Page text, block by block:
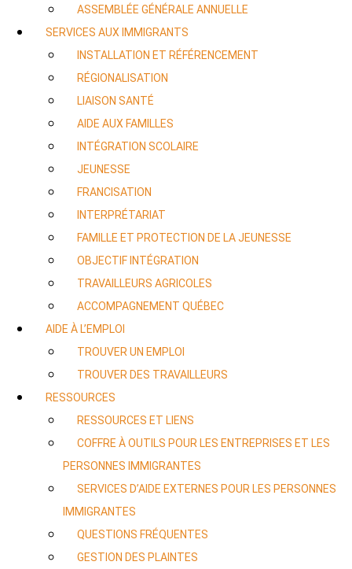
ASSEMBLÉE GÉNÉRALE ANNUELLE
SERVICES AUX IMMIGRANTS
INSTALLATION ET RÉFÉRENCEMENT
RÉGIONALISATION
LIAISON SANTÉ
AIDE AUX FAMILLES
INTÉGRATION SCOLAIRE
JEUNESSE
FRANCISATION
INTERPRÉTARIAT
FAMILLE ET PROTECTION DE LA JEUNESSE
OBJECTIF INTÉGRATION
TRAVAILLEURS AGRICOLES
ACCOMPAGNEMENT QUÉBEC
AIDE À L’EMPLOI
TROUVER UN EMPLOI
TROUVER DES TRAVAILLEURS
RESSOURCES
RESSOURCES ET LIENS
COFFRE À OUTILS POUR LES ENTREPRISES ET LES
PERSONNES IMMIGRANTES
SERVICES D’AIDE EXTERNES POUR LES PERSONNES
IMMIGRANTES
QUESTIONS FRÉQUENTES
GESTION DES PLAINTES